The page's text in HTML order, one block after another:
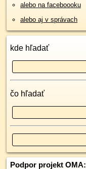
alebo na faceboooku
alebo aj v správach
kde hľadať
čo hľadať
Podpor projekt OMA: